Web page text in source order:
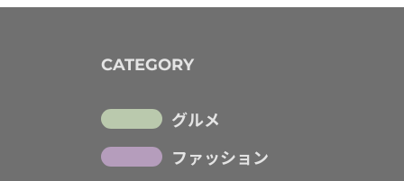
CATEGORY
グルメ
ファッション